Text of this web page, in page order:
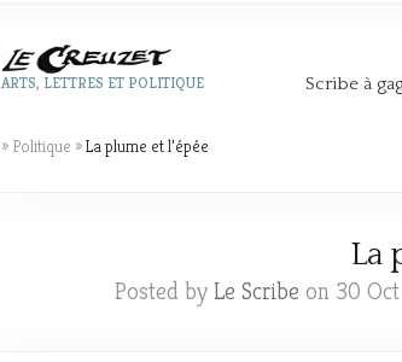
ARTS, LETTRES ET POLITIQUE Scribe à
» Politique »La plume et l’épée
La
Posted by Le Scribe on 30